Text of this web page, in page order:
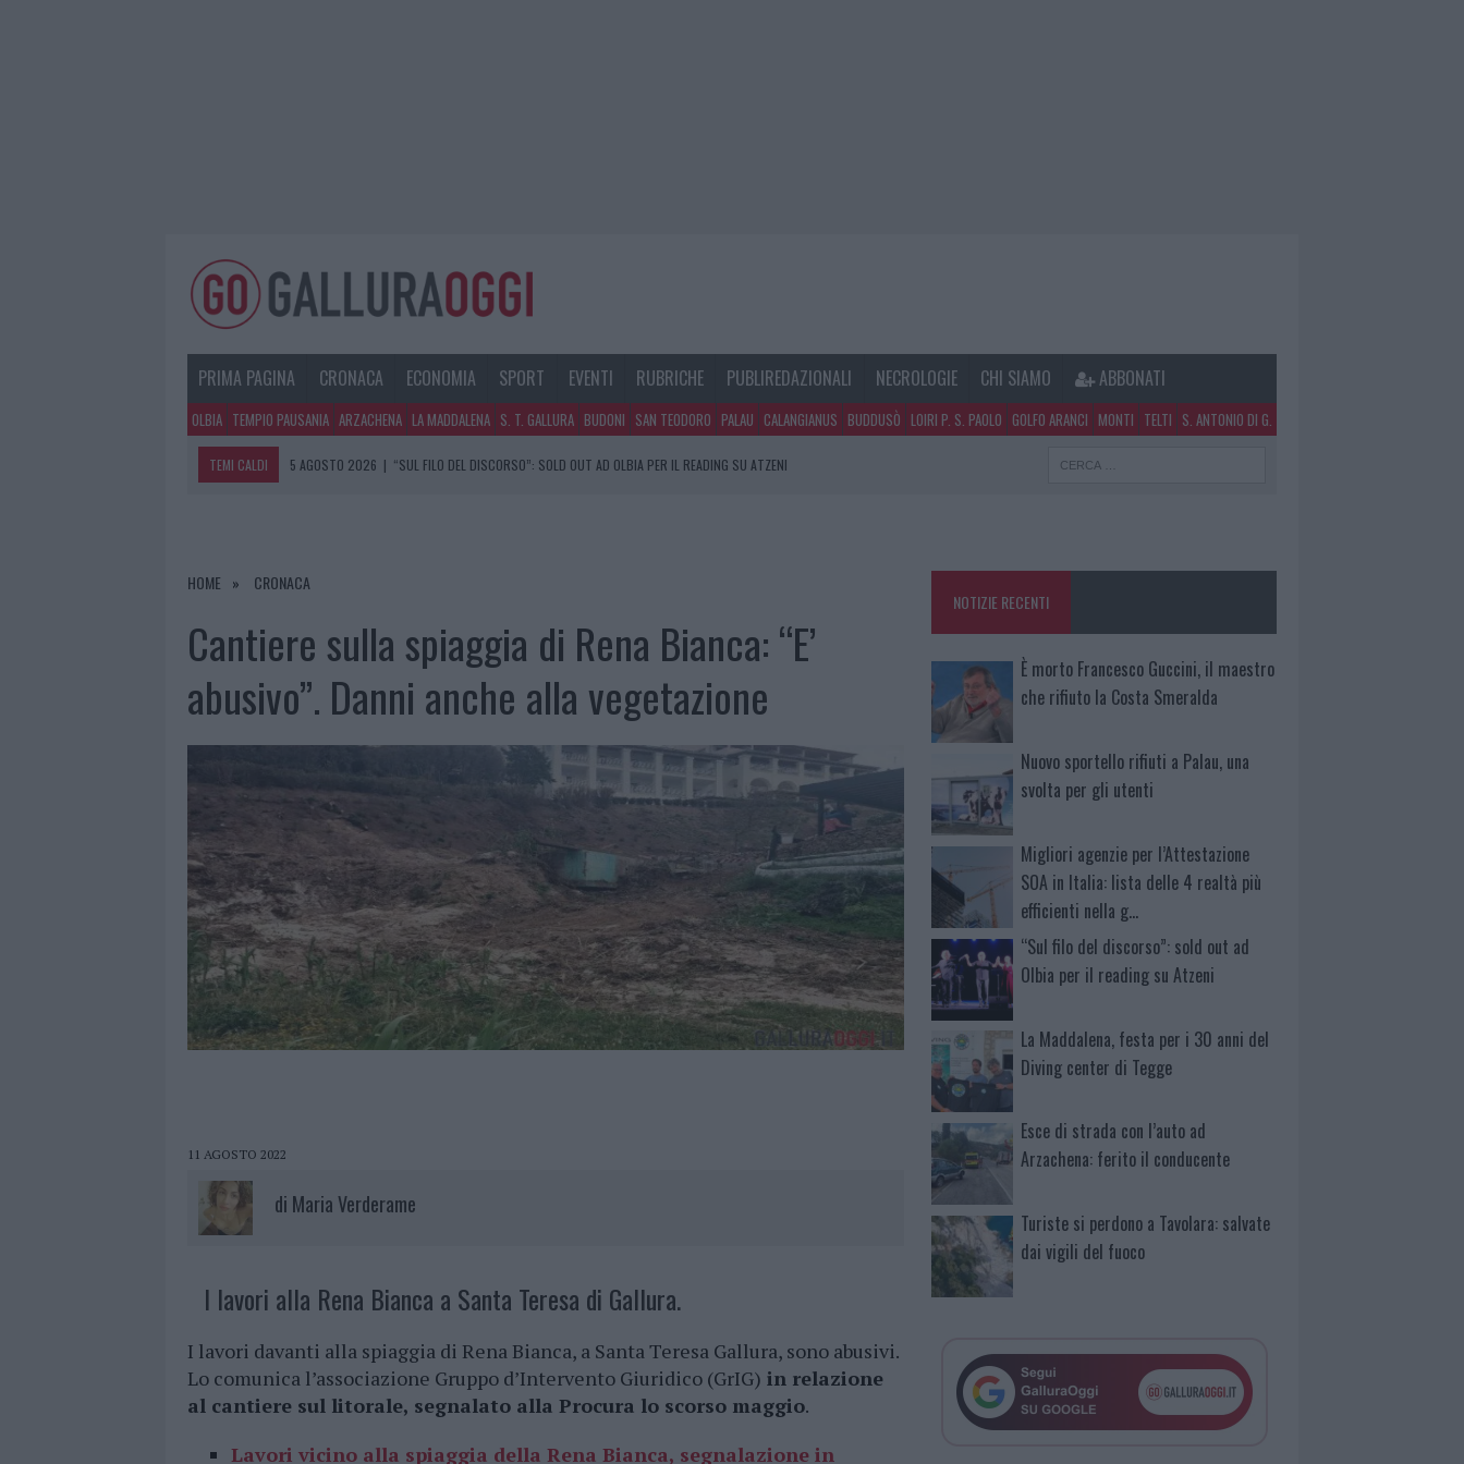
PRIMA PAGINA CRONACA ECONOMIA SPORT EVENTI RUBRICHE PUBLIREDAZIONALI NECROLOGIE CHI SIAMO ABBONATI
OLBIA TEMPIO PAUSANIA ARZACHENA LA MADDALENA S. T. GALLURA BUDONI SAN TEODORO PALAU CALANGIANUS BUDDUSÒ LOIRI P. S. PAOLO GOLFO ARANCI MONTI TELTI S. ANTONIO DI G.
TEMI CALDI 5 AGOSTO 2026 | “SUL FILO DEL DISCORSO”: SOLD OUT AD OLBIA PER IL READING SU ATZENI
6 AGOSTO 2026
|
DELLE PRATICHE
HOME CRONACA
Cantiere sulla spiaggia di Rena Bianca: “E’
abusivo”. Danni anche alla vegetazione
11 AGOSTO 2022
di Maria Verderame
I lavori alla Rena Bianca a Santa Teresa di Gallura.
I lavori davanti alla spiaggia di Rena Bianca, a Santa Teresa Gallura, sono abusivi.
Lo comunica l’associazione Gruppo d’Intervento Giuridico (GrIG) in relazione
al cantiere sul litorale, segnalato alla Procura lo scorso maggio.
Lavori vicino alla spiaggia della Rena Bianca, segnalazione in
NOTIZIE RECENTI
È morto Francesco Guccini, il maestro
che rifiuto la Costa Smeralda
Nuovo sportello rifiuti a Palau, una
svolta per gli utenti
Migliori agenzie per l’Attestazione
SOA in Italia: lista delle 4 realtà più
efficienti nella g…
“Sul filo del discorso”: sold out ad
Olbia per il reading su Atzeni
La Maddalena, festa per i 30 anni del
Diving center di Tegge
Esce di strada con l’auto ad
Arzachena: ferito il conducente
Turiste si perdono a Tavolara: salvate
dai vigili del fuoco